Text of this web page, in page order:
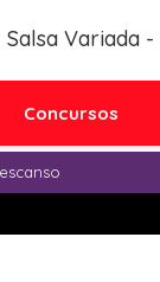
Salsa Variada -
Concursos